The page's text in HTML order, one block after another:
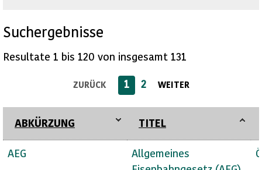
Suchergebnisse
Resultate 1 bis 120 von insgesamt 131
ZURÜCK 1 2 WEITER
ABKÜRZUNG TITEL
AEG
Allgemeines